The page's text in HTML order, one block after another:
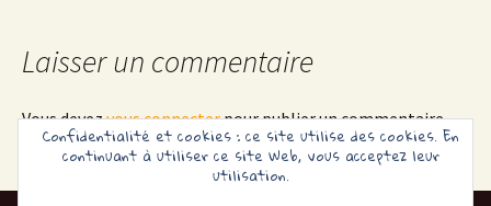
Laisser un commentaire
Vous devezvous connecterpour publier un commentaire.
Confidentialité et cookies : ce site utilise des cookies. En
continuant à utiliser ce site Web, vous acceptez leur
utilisation.